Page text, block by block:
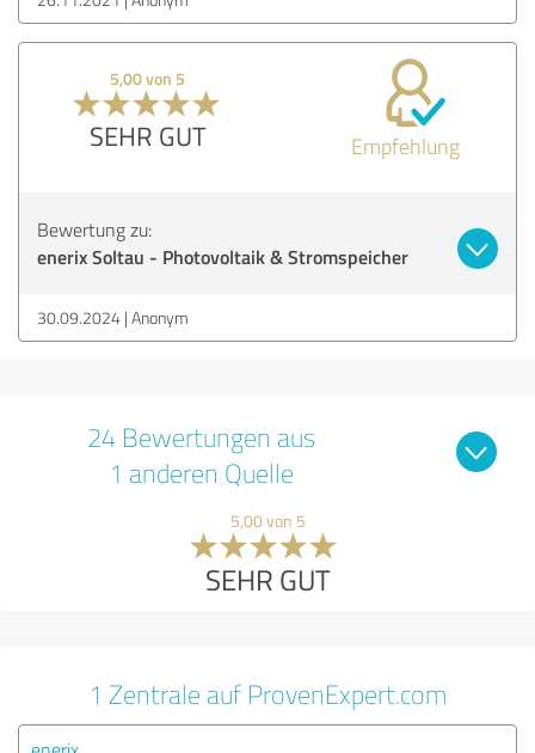
5,00 von 5
SEHR GUT Empfehlung
Bewertung zu:
enerix Soltau - Photovoltaik & Stromspeicher
30.09.2024 Anonym
24 Bewertungen aus
1 anderen Quelle
5,00 von 5
SEHR GUT
1 Zentrale auf ProvenExpert.com